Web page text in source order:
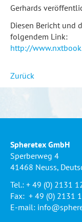
Gerhards
Diesen Bericht und
folgendem Link:
http://
Zurück
Spheretex GmbH
Sperberweg 4
41468 Neuss,
Tel.: + 49 (0) 2131
Fax: + 49 (0) 2131
E-mail: